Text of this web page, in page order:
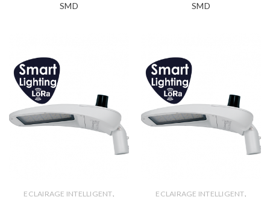
SMD
SMD
ECLAIRAGE INTELLIGENT, ECLAIRAGE INTELLIGENT,